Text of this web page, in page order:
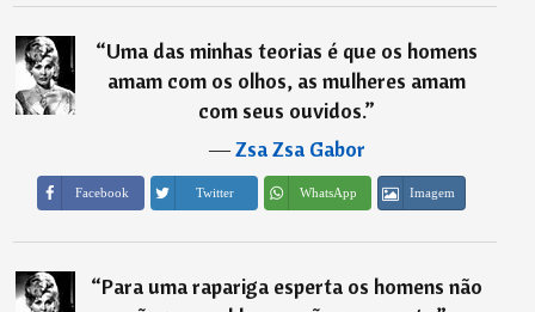
“Uma das minhas teorias é que os homens
amam com os olhos, as mulheres amam
com seus ouvidos.”
―Zsa Zsa Gabor
Facebook Twitter WhatsApp Imagem
“Para uma rapariga esperta os homens não